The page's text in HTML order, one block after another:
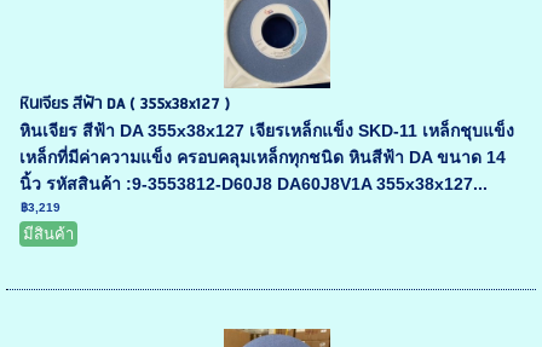
หินเจียร สีฟ้า DA ( 355x38x127 )
หินเจียร สีฟ้า DA 355x38x127 เจียรเหล็กแข็ง SKD-11 เหล็กชุบแข็ง
เหล็กที่มีค่าความแข็ง ครอบคลุมเหล็กทุกชนิด หินสีฟ้า DA ขนาด 14
นิ้ว รหัสสินค้า :9-3553812-D60J8 DA60J8V1A 355x38x127...
฿3,219
มีสินค้า